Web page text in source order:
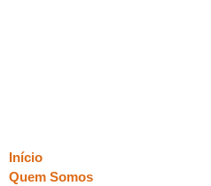
Início
Quem Somos